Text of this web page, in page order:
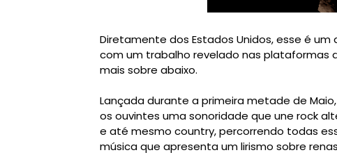
Diretamente dos Estados Unidos, esse é
com um trabalho revelado nas
mais sobre abaixo.
Lançada durante a primeira metade de
os ouvintes uma sonoridade que une rock
e até mesmo country, percorrendo todas
música que apresenta um lirismo sobre